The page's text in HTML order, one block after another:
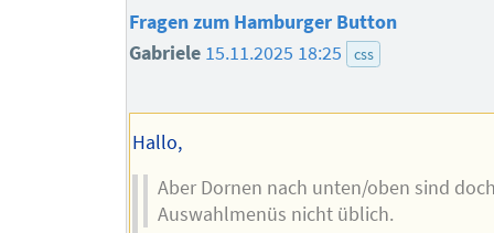
Fragen zum Hamburger Button
Gabriele 15.11.2025 18:25 css
Hallo,
Aber Dornen nach unten/oben sind
Auswahlmenüs nicht üblich.